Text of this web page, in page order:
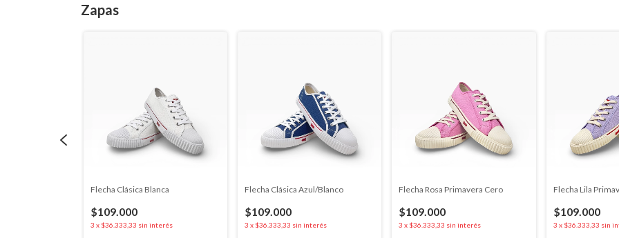
Zapas
Flecha Clásica Blanca
$109.000
3 x $36.333,33 sin interés
Flecha Clásica Azul/Blanco
$109.000
3 x $36.333,33 sin interés
Flecha Rosa Primavera Cero
$109.000
3 x $36.333,33 sin interés
Flecha Lila
$109.000
3 x $36.333,33 sin